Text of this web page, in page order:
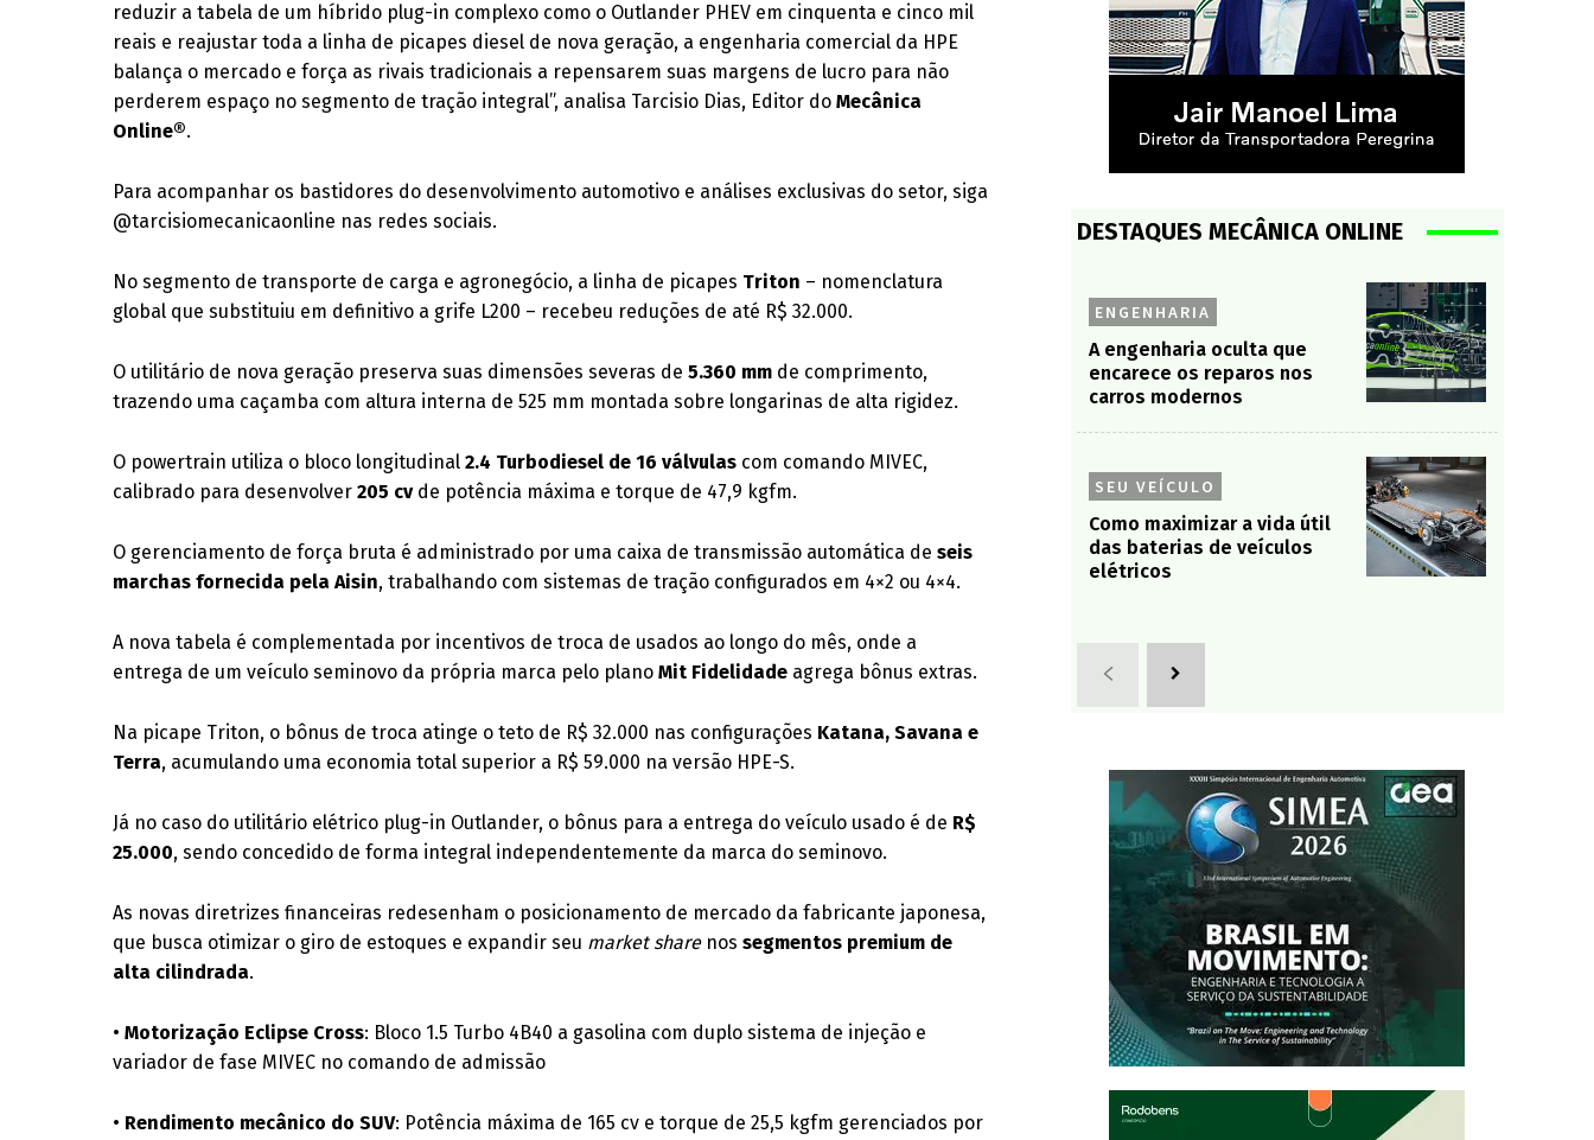
reduzir a tabela de um híbrido plug-in complexo como o Outlander PHEV em cinquenta e cinco mil
reais e reajustar toda a linha de picapes diesel de nova geração, a engenharia comercial da HPE
balança o mercado e força as rivais tradicionais a repensarem suas margens de lucro para não
perderem espaço no segmento de tração integral”, analisa Tarcisio Dias, Editor doMecânica
Online®.
Para acompanhar os bastidores do desenvolvimento automotivo e análises exclusivas do setor, siga
@tarcisiomecanicaonline nas redes sociais.
No segmento de transporte de carga e agronegócio, a linha de picapes Triton – nomenclatura
global que substituiu em definitivo a grife L200 – recebeu reduções de até R$ 32.000.
O utilitário de nova geração preserva suas dimensões severas de5.360 mm de comprimento,
trazendo uma caçamba com altura interna de 525 mm montada sobre longarinas de alta rigidez.
O powertrain utiliza o bloco longitudinal2.4 Turbodiesel de 16 válvulas com comando MIVEC,
calibrado para desenvolver205 cvde potência máxima e torque de 47,9 kgfm.
O gerenciamento de força bruta é administrado por uma caixa de transmissão automática deseis
marchas fornecida pela Aisin, trabalhando com sistemas de tração configurados em 4×2 ou 4×4.
A nova tabela é complementada por incentivos de troca de usados ao longo do mês, onde a
entrega de um veículo seminovo da própria marca pelo planoMit Fidelidade agrega bônus extras.
Na picape Triton, o bônus de troca atinge o teto de R$ 32.000 nas configurações Katana, Savana e
Terra, acumulando uma economia total superior a R$ 59.000 na versão HPE-S.
Já no caso do utilitário elétrico plug-in Outlander, o bônus para a entrega do veículo usado é de R$
25.000, sendo concedido de forma integral independentemente da marca do seminovo.
As novas diretrizes financeiras redesenham o posicionamento de mercado da fabricante japonesa,
que busca otimizar o giro de estoques e expandir seu market sharenossegmentos premium de
alta cilindrada.
•Motorização Eclipse Cross: Bloco 1.5 Turbo 4B40 a gasolina com duplo sistema de injeção e
variador de fase MIVEC no comando de admissão
• Rendimento mecânico do SUV: Potência máxima de 165 cv e torque de 25,5 kgfm gerenciados por
DESTAQUES MECÂNICA ONLINE
ENGENHARIA
A engenharia oculta que
encarece os reparos nos
carros modernos
SEU VEÍCULO
Como maximizar a vida útil
das baterias de veículos
elétricos